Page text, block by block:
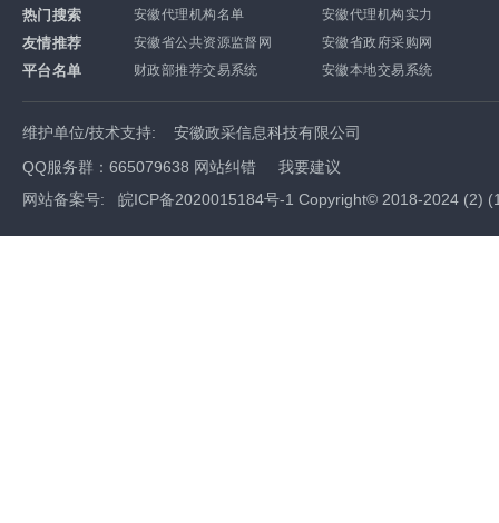
热门搜索 安徽代理机构名单 安徽代理机构实力
友情推荐 安徽省公共资源监督网 安徽省政府采购网
平台名单 财政部推荐交易系统 安徽本地交易系统
维护单位/技术支持: 安徽政采信息科技有限公司
QQ服务群：665079638 网站纠错
我要建议
网站备案号: 皖ICP备2020015184号-1 Copyright© 2018-2024 (2) (